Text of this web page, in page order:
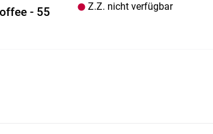
- 55
Z.Z. nicht verfügbar